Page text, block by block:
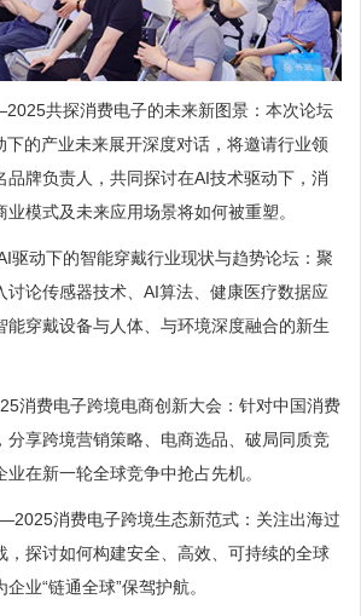
共探消费电子的未来新图景：本次论坛
下的产业未来展开深度对话，将邀请行业领
品牌负责人，共同探讨在AI技术驱动下，消
模式及未来应用场景将如何被重塑。
动下的智能穿戴行业现状与趋势论坛：聚
讨论传感器技术、AI算法、健康医疗数据应
能穿戴设备与人体、与环境深度融合的新生
消费电子跨境电商创新大会：针对中国消费
分享跨境营销策略、电商选品、破局同质竞
在新一轮全球竞争中抢占先机。
消费电子跨境生态新范式：关注出海过
，探讨如何构建安全、高效、可持续的全球
业“链通全球”保驾护航。